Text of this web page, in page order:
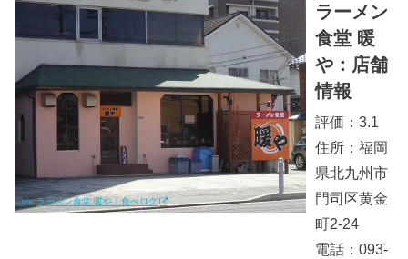
via.ラーメン食堂 暖や｜食べログ
ラーメン
食堂 暖
や：店舗
情報
評価：3.1
住所：福岡
県北九州市
門司区黄金
町2-24
電話：093-